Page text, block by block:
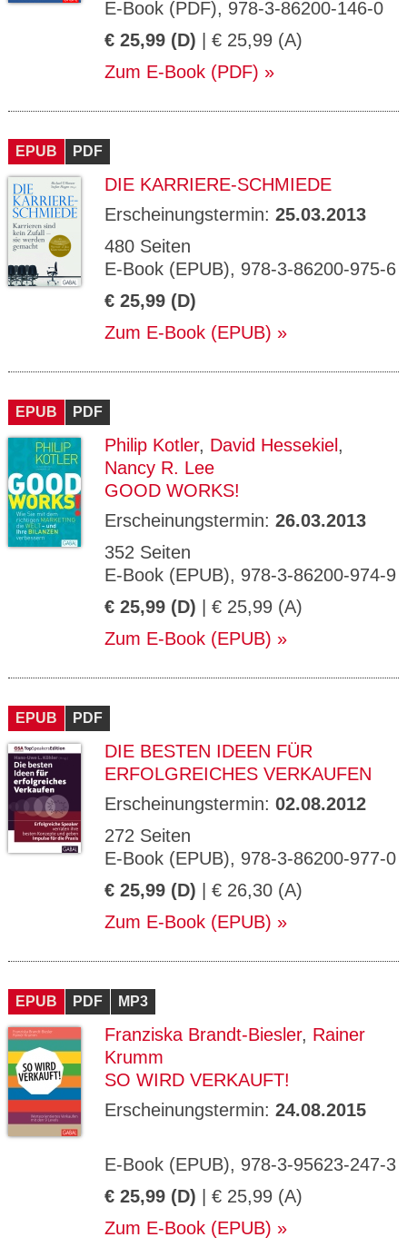
E-Book (PDF), 978-3-86200-146-0
€ 25,99 (D) | € 25,99 (A)
Zum E-Book (PDF)
EPUB PDF
DIE KARRIERE-SCHMIEDE
Erscheinungstermin: 25.03.2013
480 Seiten
E-Book (EPUB), 978-3-86200-975-6
€ 25,99 (D)
Zum E-Book (EPUB)
EPUB PDF
Philip Kotler, David Hessekiel ,
Nancy R. Lee
GOOD WORKS!
Erscheinungstermin: 26.03.2013
352 Seiten
E-Book (EPUB), 978-3-86200-974-9
€ 25,99 (D) | € 25,99 (A)
Zum E-Book (EPUB)
EPUB PDF
DIE BESTEN IDEEN FÜR
ERFOLGREICHES VERKAUFEN
Erscheinungstermin: 02.08.2012
272 Seiten
E-Book (EPUB), 978-3-86200-977-0
€ 25,99 (D) | € 26,30 (A)
Zum E-Book (EPUB)
EPUB PDF MP3
Franziska Brandt-Biesler, Rainer
Krumm
SO WIRD VERKAUFT!
Erscheinungstermin: 24.08.2015
E-Book (EPUB), 978-3-95623-247-3
€ 25,99 (D) | € 25,99 (A)
Zum E-Book (EPUB)